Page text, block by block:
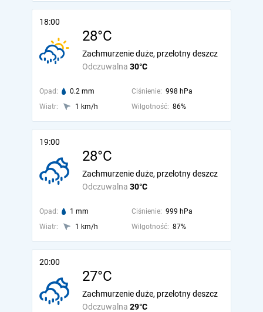
18:00
28°C
Odczuwalna 30°C
Zachmurzenie duże, przelotny deszcz
Opad: 0.2 mm Ciśnienie: 998 hPa
Wiatr:
1 km/h Wilgotność: 86%
19:00
28°C
Odczuwalna 30°C
Zachmurzenie duże, przelotny deszcz
Opad: 1 mm Ciśnienie: 999 hPa
Wiatr:
1 km/h Wilgotność: 87%
20:00
27°C
Odczuwalna 29°C
Zachmurzenie duże, przelotny deszcz